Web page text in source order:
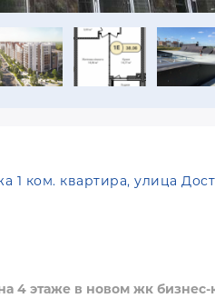
1 ком. квартира, улица
4 этаже в новом жк